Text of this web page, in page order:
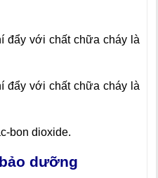
đẩy với chất chữa cháy là
đẩy với chất chữa cháy là
bon dioxide.
dưỡng